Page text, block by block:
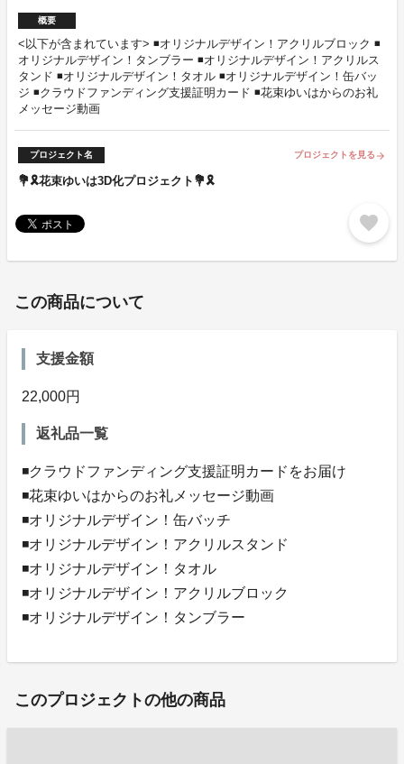
概要
<以下が含まれています> ◾️オリジナルデザイン！アクリルブロック ◾️
オリジナルデザイン！タンブラー ◾️オリジナルデザイン！アクリルス
タンド ◾️オリジナルデザイン！タオル ◾️オリジナルデザイン！缶バッ
ジ ◾️クラウドファンディング支援証明カード ◾️花束ゆいはからのお礼
メッセージ動画
プロジェクト名 プロジェクトを見る arrow_forward
💐🎗花束ゆいは3D化プロジェクト💐🎗
favorite
この商品について
支援金額
22,000円
返礼品一覧
◾️クラウドファンディング支援証明カードをお届け
◾️花束ゆいはからのお礼メッセージ動画
◾️オリジナルデザイン！缶バッチ
◾️オリジナルデザイン！アクリルスタンド
◾️オリジナルデザイン！タオル
◾️オリジナルデザイン！アクリルブロック
◾️オリジナルデザイン！タンブラー
このプロジェクトの他の商品